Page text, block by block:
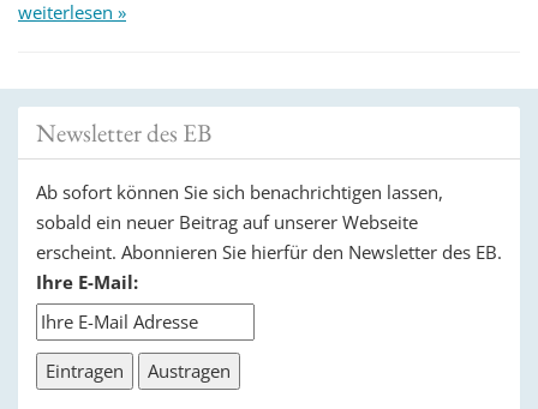
weiterlesen »
Newsletter des EB
Ab sofort können Sie sich benachrichtigen lassen,
sobald ein neuer Beitrag auf unserer Webseite
erscheint. Abonnieren Sie hierfür den Newsletter des EB.
Ihre E-Mail: